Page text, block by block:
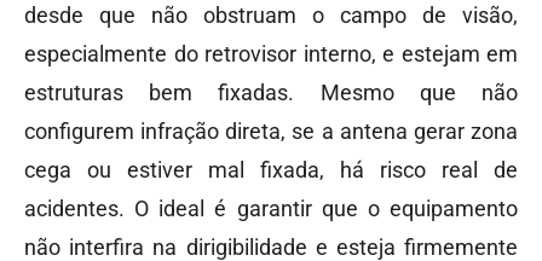
desde que não obstruam o campo de visão,
especialmente do retrovisor interno, e estejam em
estruturas bem fixadas. Mesmo que não
configurem infração direta, se a antena gerar zona
cega ou estiver mal fixada, há risco real de
acidentes. O ideal é garantir que o equipamento
não interfira na dirigibilidade e esteja firmemente